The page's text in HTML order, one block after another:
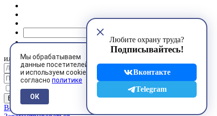
Мы обрабатываем
данные посетителей
и используем cookies
согласно политике
ОК
Любите охрану труда?
Подписывайтесь!
Вконтакте
Telegram
или
Запомнить меня
Восстановить пароль